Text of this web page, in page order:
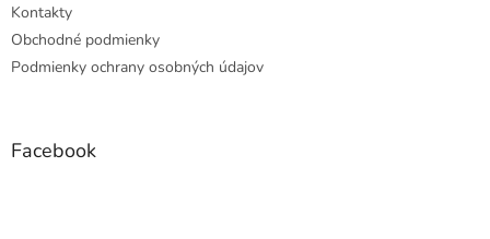
Kontakty
Obchodné podmienky
Podmienky ochrany osobných údajov
Facebook